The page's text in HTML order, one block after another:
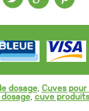
dosage, Cuves pour
, cuve